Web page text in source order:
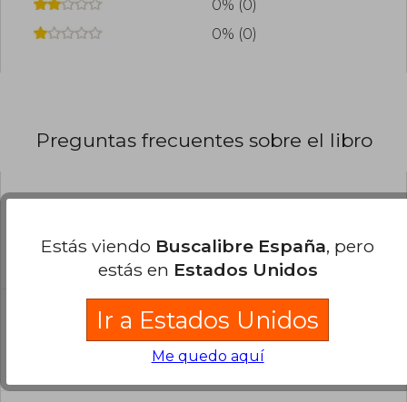
0% (0)
0% (0)
Preguntas frecuentes sobre el libro
Todos los libros de nuestro
catálogo son Originales.
¿En qué Idioma está escrito el
El libro está escrito en Español.
Estás viendo Buscalibre España, pero
estás en Estados Unidos
Ir a Estados Unidos
Me quedo aquí